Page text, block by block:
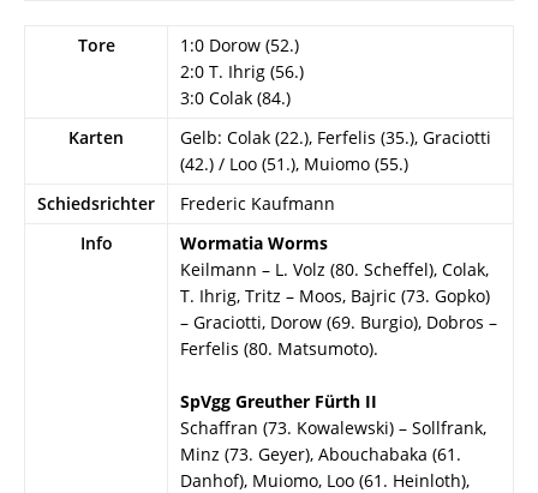
Tore
1:0 Dorow (52.)
2:0 T. Ihrig (56.)
3:0 Colak (84.)
Karten
Gelb: Colak (22.), Ferfelis (35.), Graciotti
(42.) / Loo (51.), Muiomo (55.)
Schiedsrichter
Frederic Kaufmann
Info
Wormatia Worms
Keilmann – L. Volz (80. Scheffel), Colak,
T. Ihrig, Tritz – Moos, Bajric (73. Gopko)
– Graciotti, Dorow (69. Burgio), Dobros –
Ferfelis (80. Matsumoto).
SpVgg Greuther Fürth II
Schaffran (73. Kowalewski) – Sollfrank,
Minz (73. Geyer), Abouchabaka (61.
Danhof), Muiomo, Loo (61. Heinloth),